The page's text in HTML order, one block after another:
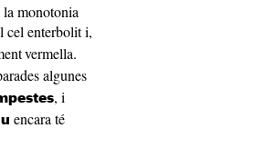
monotonia
cel enterbolit i,
vermella.
algunes
, i
encara té